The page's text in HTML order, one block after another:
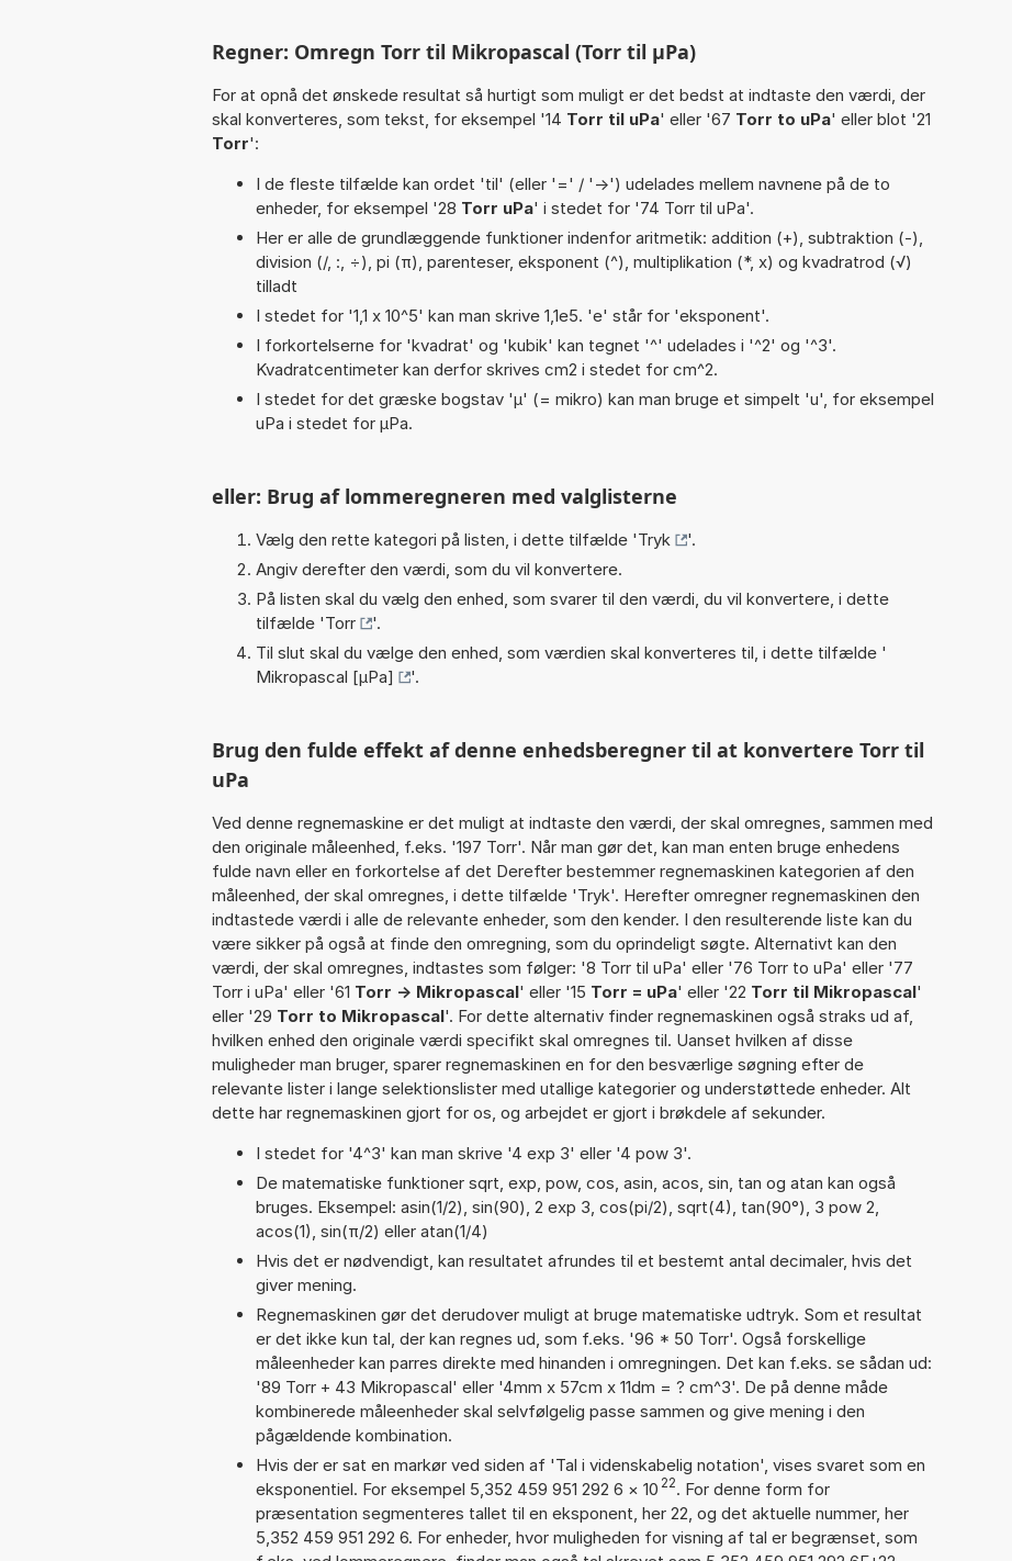
Regner: Omregn Torr til Mikropascal (Torr til µPa)
For at opnå det ønskede resultat så hurtigt som muligt er det bedst at indtaste den værdi, der
skal konverteres, som tekst, for eksempel '14 Torr til uPa' eller '67 Torr to uPa' eller blot '21
Torr':
I de fleste tilfælde kan ordet 'til' (eller '=' / '->') udelades mellem navnene på de to
enheder, for eksempel '28 Torr uPa' i stedet for '74 Torr til uPa'.
Her er alle de grundlæggende funktioner indenfor aritmetik: addition (+), subtraktion (-),
division (/, :, ÷), pi (π), parenteser, eksponent (^), multiplikation (*, x) og kvadratrod (√)
tilladt
I stedet for '1,1 x 10^5' kan man skrive 1,1e5. 'e' står for 'eksponent'.
I forkortelserne for 'kvadrat' og 'kubik' kan tegnet '^' udelades i '^2' og '^3'.
Kvadratcentimeter kan derfor skrives cm2 i stedet for cm^2.
I stedet for det græske bogstav 'µ' (= mikro) kan man bruge et simpelt 'u', for eksempel
uPa i stedet for µPa.
eller: Brug af lommeregneren med valglisterne
Vælg den rette kategori på listen, i dette tilfælde 'Tryk
'.
Angiv derefter den værdi, som du vil konvertere.
På listen skal du vælg den enhed, som svarer til den værdi, du vil konvertere, i dette
tilfælde 'Torr
'.
Til slut skal du vælge den enhed, som værdien skal konverteres til, i dette tilfælde '
Mikropascal [µPa]
'.
Brug den fulde effekt af denne enhedsberegner til at konvertere Torr til
uPa
Ved denne regnemaskine er det muligt at indtaste den værdi, der skal omregnes, sammen med
den originale måleenhed, f.eks. '197 Torr'. Når man gør det, kan man enten bruge enhedens
fulde navn eller en forkortelse af det Derefter bestemmer regnemaskinen kategorien af den
måleenhed, der skal omregnes, i dette tilfælde 'Tryk'. Herefter omregner regnemaskinen den
indtastede værdi i alle de relevante enheder, som den kender. I den resulterende liste kan du
være sikker på også at finde den omregning, som du oprindeligt søgte. Alternativt kan den
værdi, der skal omregnes, indtastes som følger: '8 Torr til uPa' eller '76 Torr to uPa' eller '77
Torr i uPa' eller '61 Torr -> Mikropascal' eller '15 Torr = uPa' eller '22 Torr til Mikropascal'
eller '29 Torr to Mikropascal'. For dette alternativ finder regnemaskinen også straks ud af,
hvilken enhed den originale værdi specifikt skal omregnes til. Uanset hvilken af disse
muligheder man bruger, sparer regnemaskinen en for den besværlige søgning efter de
relevante lister i lange selektionslister med utallige kategorier og understøttede enheder. Alt
dette har regnemaskinen gjort for os, og arbejdet er gjort i brøkdele af sekunder.
I stedet for '4^3' kan man skrive '4 exp 3' eller '4 pow 3'.
De matematiske funktioner sqrt, exp, pow, cos, asin, acos, sin, tan og atan kan også
bruges. Eksempel: asin(1/2), sin(90), 2 exp 3, cos(pi/2), sqrt(4), tan(90°), 3 pow 2,
acos(1), sin(π/2) eller atan(1/4)
Hvis det er nødvendigt, kan resultatet afrundes til et bestemt antal decimaler, hvis det
giver mening.
Regnemaskinen gør det derudover muligt at bruge matematiske udtryk. Som et resultat
er det ikke kun tal, der kan regnes ud, som f.eks. '96 * 50 Torr'. Også forskellige
måleenheder kan parres direkte med hinanden i omregningen. Det kan f.eks. se sådan ud:
'89 Torr + 43 Mikropascal' eller '4mm x 57cm x 11dm = ? cm^3'. De på denne måde
kombinerede måleenheder skal selvfølgelig passe sammen og give mening i den
pågældende kombination.
Hvis der er sat en markør ved siden af 'Tal i videnskabelig notation', vises svaret som en
eksponentiel. For eksempel 5,352 459 951 292 6 × 10 22. For denne form for
præsentation segmenteres tallet til en eksponent, her 22, og det aktuelle nummer, her
5,352 459 951 292 6. For enheder, hvor muligheden for visning af tal er begrænset, som